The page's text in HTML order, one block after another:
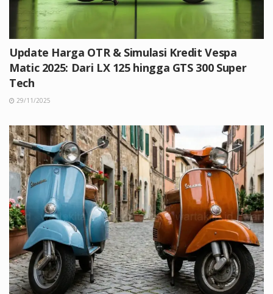
Update Harga OTR & Simulasi Kredit Vespa
Matic 2025: Dari LX 125 hingga GTS 300 Super
Tech
29/11/2025